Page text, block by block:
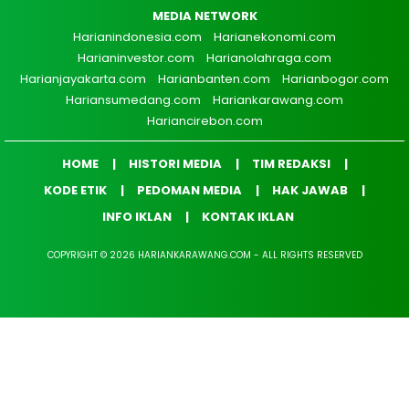
MEDIA NETWORK
Harianindonesia.com
Harianekonomi.com
Harianinvestor.com
Harianolahraga.com
Harianjayakarta.com
Harianbanten.com
Harianbogor.com
Hariansumedang.com
Hariankarawang.com
Hariancirebon.com
HOME HISTORI MEDIA
TIM REDAKSI
KODE ETIK
PEDOMAN MEDIA
HAK JAWAB
INFO IKLAN
KONTAK IKLAN
COPYRIGHT © 2026 HARIANKARAWANG.COM - ALL RIGHTS RESERVED